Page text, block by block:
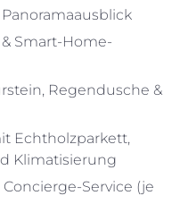
Smart-Home-
Regendusche &
Echtholzparkett,
Klimatisierung
Service (je